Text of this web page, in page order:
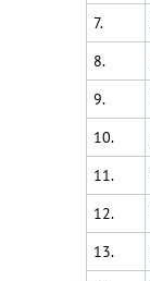
7.
8.
9.
10.
11.
12.
13.